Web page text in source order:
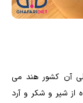
آن کشور هند می
از شیر و شکر و آرد